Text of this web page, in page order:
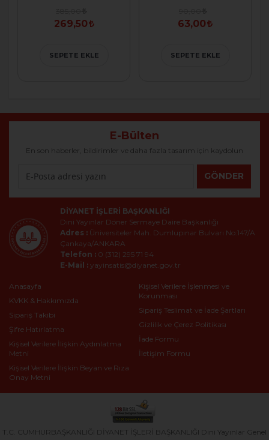
269,50
SEPETE EKLE
63,00
SEPETE EKLE
E-Bülten
En son haberler, bildirimler ve daha fazla tasarım için kaydolun
GÖNDER
DIYANET İŞLERI BAŞKANLIĞI
Dini Yayınlar Döner Sermaye Daire Başkanlığı
Adres : Üniversiteler Mah. Dumlupınar Bulvarı No:147/A
Çankaya/ANKARA
Telefon : 0 (312) 295 71 94
E-Mail : yayinsatis@diyanet.gov.tr
Anasayfa
KVKK & Hakkımızda
Sipariş Takibi
Şifre Hatırlatma
Kişisel Verilere İlişkin Aydınlatma
Metni
Kişisel Verilere İlişkin Beyan ve Rıza
Onay Metni
Kişisel Verilere İşlenmesi ve
Korunması
Sipariş Teslimat ve İade Şartları
Gizlilik ve Çerez Politikası
İade Formu
İletişim Formu
T.C. CUMHURBAŞKANLIĞI DİYANET İŞLERİ BAŞKANLIĞI Dini Yayınlar Genel